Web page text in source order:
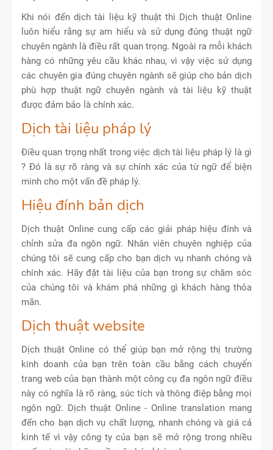
Khi nói đến dịch tài liệu kỹ thuật thì Dịch thuật Online
luôn hiểu rằng sự am hiểu và sử dụng đúng thuật ngữ
chuyên ngành là điều rất quan trọng. Ngoài ra mỗi khách
hàng có những yêu cầu khác nhau, vì vậy việc sử dụng
các chuyên gia đúng chuyên ngành sẽ giúp cho bản dịch
phù hợp thuật ngữ chuyên ngành và tài liệu kỹ thuật
được đảm bảo là chính xác.
Dịch tài liệu pháp lý
Điều quan trọng nhất trong việc dịch tài liệu pháp lý là gì
? Đó là sự rõ ràng và sự chính xác của từ ngữ để biện
minh cho một vấn đề pháp lý.
Hiệu đính bản dịch
Dịch thuật Online cung cấp các giải pháp hiệu đính và
chỉnh sửa đa ngôn ngữ. Nhân viên chuyên nghiệp của
chúng tôi sẽ cung cấp cho bạn dịch vụ nhanh chóng và
chính xác. Hãy đặt tài liệu của bạn trong sự chăm sóc
của chúng tôi và khám phá những gì khách hàng thỏa
mãn.
Dịch thuật website
Dịch thuật Online có thể giúp bạn mở rộng thị trường
kinh doanh của bạn trên toàn cầu bằng cách chuyển
trang web của bạn thành một công cụ đa ngôn ngữ điều
này có nghĩa là rõ ràng, súc tích và thông điệp bằng mọi
ngôn ngữ. Dịch thuật Online - Online translation mang
đến cho bạn dịch vụ chất lượng, nhanh chóng và giá cả
kinh tế vì vậy công ty của bạn sẽ mở rộng trong nhiều